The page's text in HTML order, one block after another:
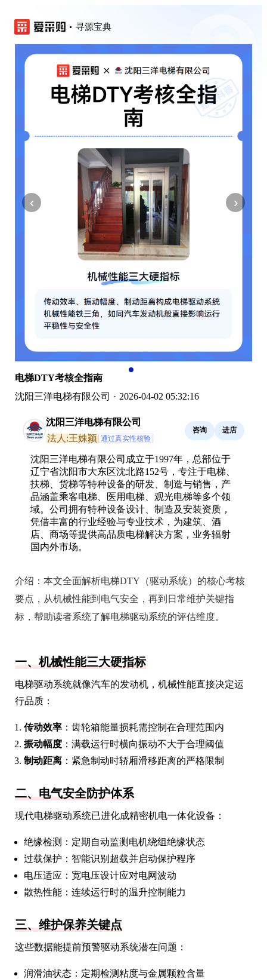
寻源宝典
‹ ›
电梯DTY考核全指南
沈阳三洋电梯有限公司 · 2026-04-02 05:32:16
沈阳三洋电梯有限公司
法人:王姝颖 通过真实性核验
咨询 进店
沈阳三洋电梯有限公司成立于1997年，总部位于
辽宁省沈阳市大东区沈北路152号，专注于电梯、
扶梯、货梯等特种设备的研发、制造与销售，产
品涵盖乘客电梯、医用电梯、观光电梯等多个领
域。公司拥有特种设备设计、制造及安装资质，
凭借丰富的行业经验与专业技术，为建筑、酒
店、商场等提供高品质电梯解决方案，业务辐射
国内外市场。
介绍： 本文全面解析电梯DTY（驱动系统）的核心考核
要点，从机械性能到电气安全，再到日常维护关键指
标，帮助读者系统了解电梯驱动系统的评估维度。
一、机械性能三大硬指标
电梯驱动系统就像汽车的发动机，机械性能直接决定运
行品质：
传动效率 ：齿轮箱能量损耗需控制在合理范围内
振动幅度 ：满载运行时横向振动不大于合理阈值
制动距离 ：紧急制动时轿厢滑移距离的严格限制
二、电气安全防护体系
现代电梯驱动系统已进化成精密机电一体化设备：
绝缘检测：定期自动监测电机绕组绝缘状态
过载保护：智能识别超载并启动保护程序
电压适应：宽电压设计应对电网波动
散热性能：连续运行时的温升控制能力
三、维护保养关键点
这些数据能提前预警驱动系统潜在问题：
润滑油状态：定期检测粘度与金属颗粒含量